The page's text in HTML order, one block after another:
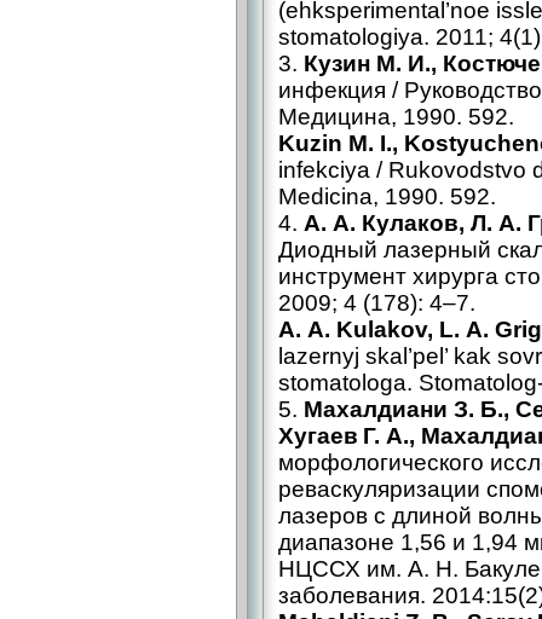
(ehksperimental’noe
stomatologiya. 2011;
3. Кузин М. И.,
инфекция /
Медицина, 1990. 592.
Kuzin M. I.,
infekciya / Rukovodstvo
Medicina, 1990. 592.
4. А. А. Кулаков, Л. А.
Диодный лазерный
инструмент хирурга
2009; 4 (178): 4–7.
A. A. Kulakov, L. A.
lazernyj skal’pel’ kak
stomatologa.
5. Махалдиани З. Б.,
Хугаев Г. А.,
морфологического
реваскуляризации
лазеров с длиной
диапазоне 1,56 и 1,94
НЦССХ им. А. Н.
заболевания.